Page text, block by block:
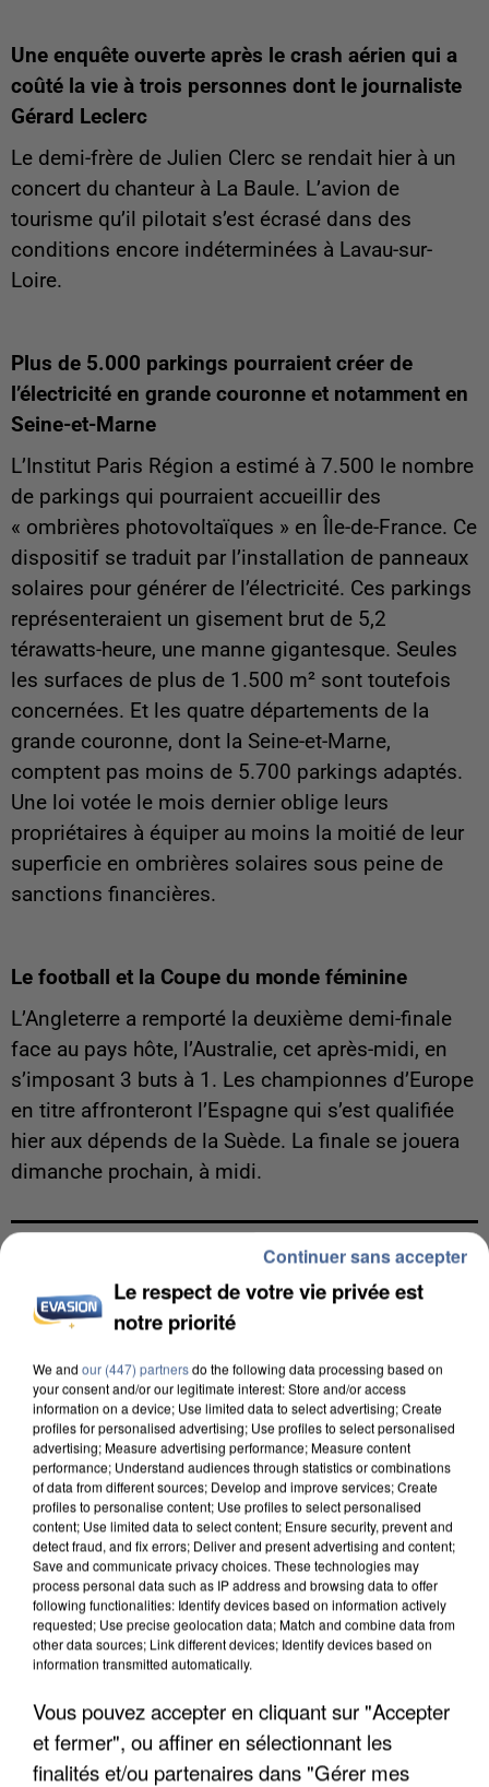
Une enquête ouverte après le crash aérien qui a
coûté la vie à trois personnes dont le journaliste
Gérard Leclerc
Le demi-frère de Julien Clerc se rendait hier à un
concert du chanteur à La Baule. L’avion de
tourisme qu’il pilotait s’est écrasé dans des
conditions encore indéterminées à Lavau-sur-
Loire.
Plus de 5.000 parkings pourraient créer de
l’électricité en grande couronne et notamment en
Seine-et-Marne
L’Institut Paris Région a estimé à 7.500 le nombre
de parkings qui pourraient accueillir des
« ombrières photovoltaïques » en Île-de-France. Ce
dispositif se traduit par l’installation de panneaux
solaires pour générer de l’électricité. Ces parkings
représenteraient un gisement brut de 5,2
térawatts-heure, une manne gigantesque. Seules
les surfaces de plus de 1.500 m² sont toutefois
concernées. Et les quatre départements de la
grande couronne, dont la Seine-et-Marne,
comptent pas moins de 5.700 parkings adaptés.
Une loi votée le mois dernier oblige leurs
propriétaires à équiper au moins la moitié de leur
superficie en ombrières solaires sous peine de
sanctions financières.
Le football et la Coupe du monde féminine
L’Angleterre a remporté la deuxième demi-finale
face au pays hôte, l’Australie, cet après-midi, en
s’imposant 3 buts à 1. Les championnes d’Europe
en titre affronteront l’Espagne qui s’est qualifiée
hier aux dépends de la Suède. La finale se jouera
dimanche prochain, à midi.
LES ARTICLES LES PLUS VUS
IL TUE SON FILS ET ENVOIE DES PHOTOS À SON
EX-COMPAGNE À NICE
Le respect de votre vie privée est
notre priorité
We and our (447) partnersdo the following data processing based on
your consent and/or our legitimate interest: Store and/or access
information on a device; Use limited data to select advertising; Create
profiles for personalised advertising; Use profiles to select personalised
advertising; Measure advertising performance; Measure content
performance; Understand audiences through statistics or combinations
of data from different sources; Develop and improve services; Create
profiles to personalise content; Use profiles to select personalised
content; Use limited data to select content; Ensure security, prevent and
detect fraud, and fix errors; Deliver and present advertising and content;
Save and communicate privacy choices. These technologies may
process personal data such as IP address and browsing data to offer
following functionalities: Identify devices based on information actively
requested; Use precise geolocation data; Match and combine data from
other data sources; Link different devices; Identify devices based on
information transmitted automatically.
Vous pouvez accepter en cliquant sur "Accepter
et fermer", ou affiner en sélectionnant les
finalités et/ou partenaires dans "Gérer mes
Continuer sans accepter